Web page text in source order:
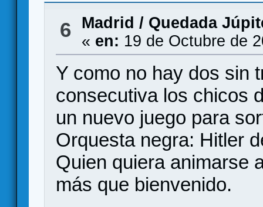
6 Madrid / Quedada
« en: 19 de Octubre de
Y como no hay dos sin
consecutiva los chicos
un nuevo juego para
Orquesta negra: Hitler
Quien quiera animarse
más que bienvenido.